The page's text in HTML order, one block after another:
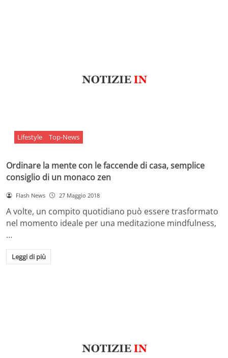
Lifestyle Top-News
Ordinare la mente con le faccende di casa, semplice
consiglio di un monaco zen
Flash News 27 Maggio 2018
A volte, un compito quotidiano può essere trasformato
nel momento ideale per una meditazione mindfulness,
…
Leggi di più